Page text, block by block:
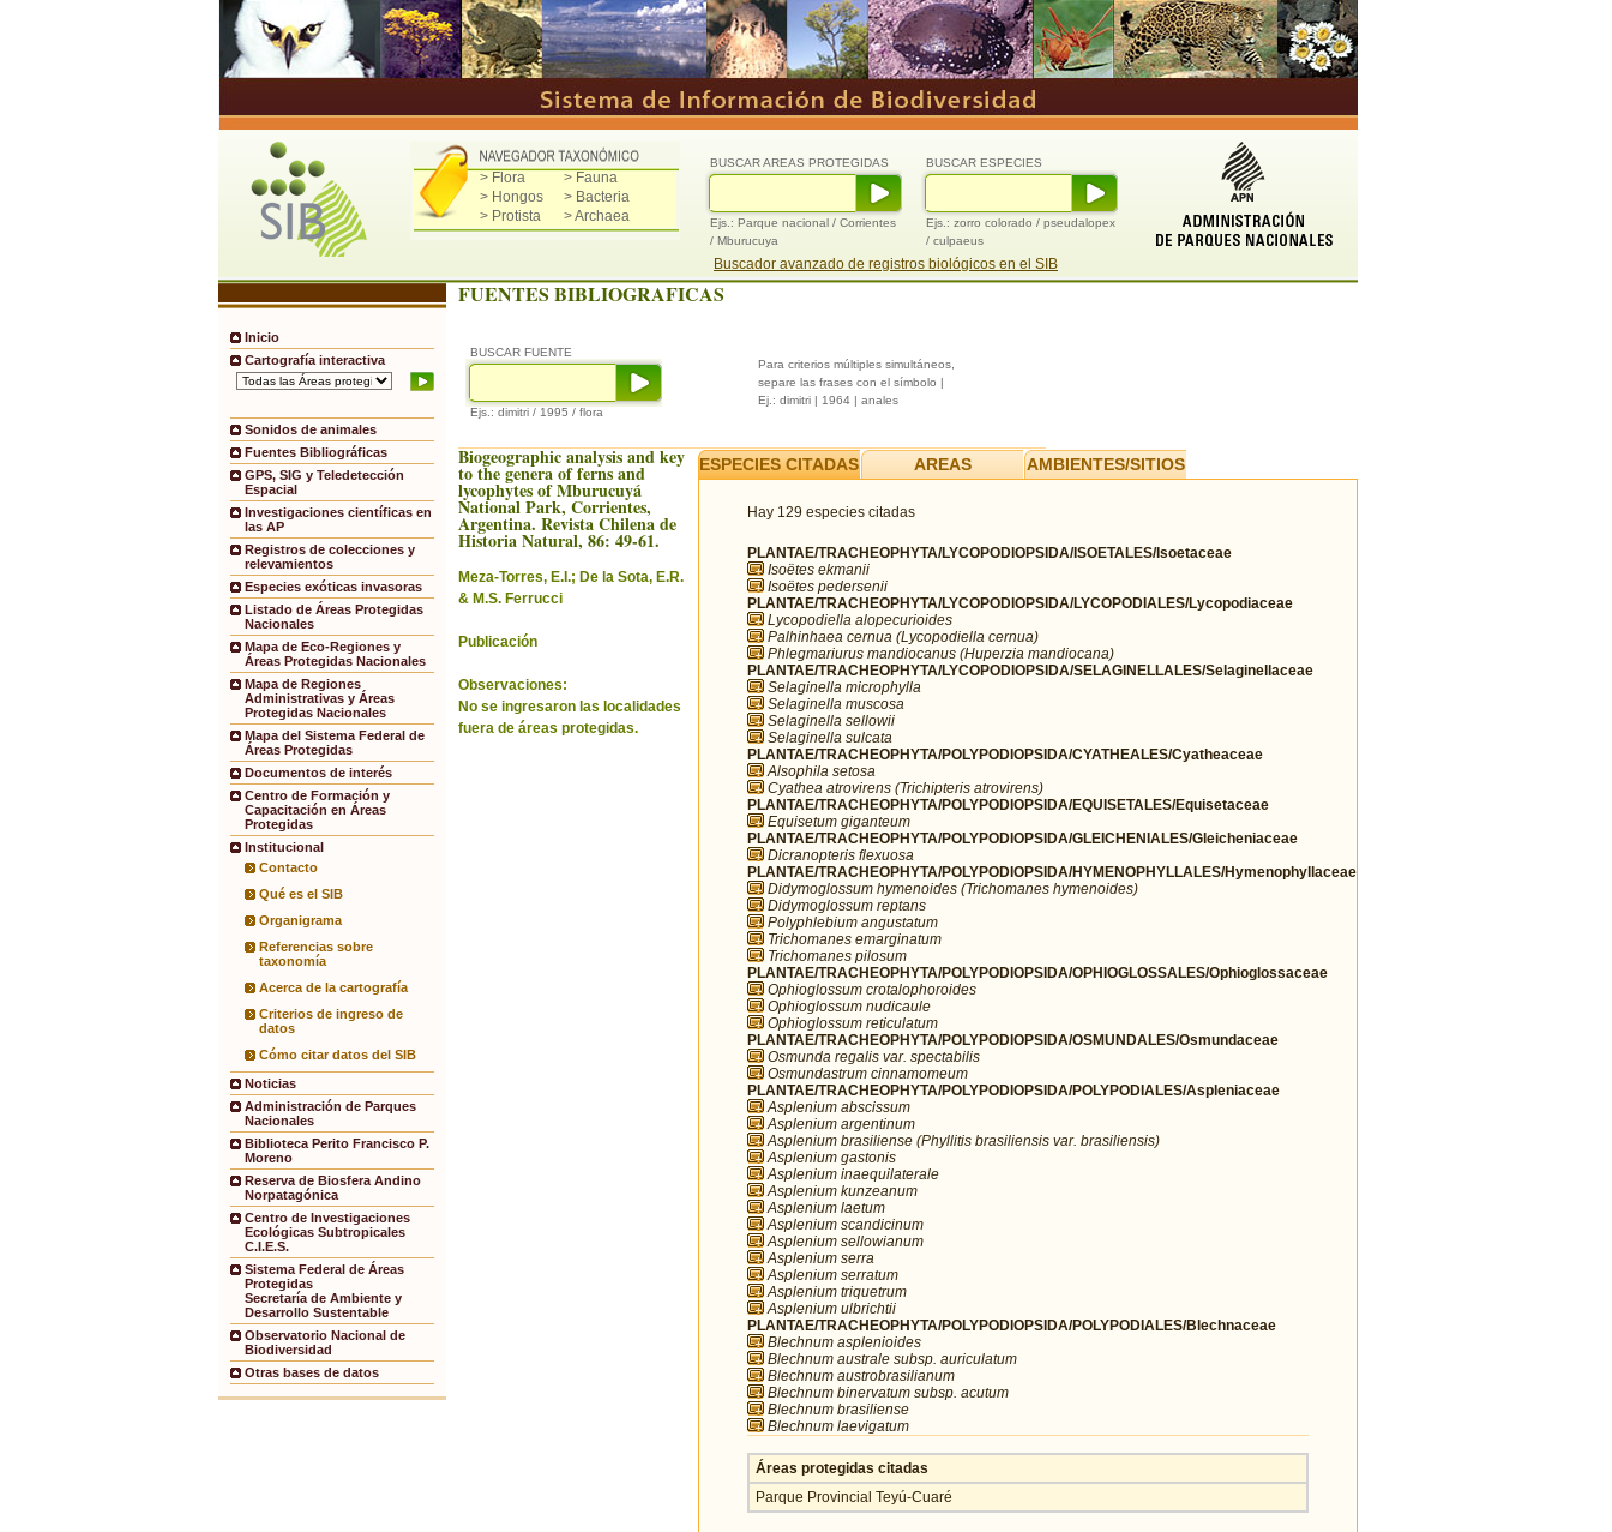
> Flora
> Fauna
> Hongos
> Bacteria
> Protista
> Archaea
BUSCAR ESPECIES
Ejs.: zorro colorado / pseudalopex
/ culpaeus
BUSCAR AREAS PROTEGIDAS
Ejs.: Parque nacional / Corrientes
/ Mburucuya
Buscador avanzado de registros biológicos en el SIB
Inicio
Cartografía interactiva
Sonidos de animales
Fuentes Bibliográficas
GPS, SIG y Teledetección
Espacial
Investigaciones científicas en
las AP
Registros de colecciones y
relevamientos
Especies exóticas invasoras
Listado de Áreas Protegidas
Nacionales
Mapa de Eco-Regiones y
Áreas Protegidas Nacionales
Mapa de Regiones
Administrativas y Áreas
Protegidas Nacionales
Mapa del Sistema Federal de
Áreas Protegidas
Documentos de interés
Centro de Formación y
Capacitación en Áreas
Protegidas
Institucional
Contacto
Qué es el SIB
Organigrama
Referencias sobre
taxonomía
Acerca de la cartografía
Criterios de ingreso de
datos
Cómo citar datos del SIB
Noticias
Administración de Parques
Nacionales
Biblioteca Perito Francisco P.
Moreno
Reserva de Biosfera Andino
Norpatagónica
Centro de Investigaciones
Ecológicas Subtropicales
C.I.E.S.
Sistema Federal de Áreas
Protegidas
Secretaría de Ambiente y
Desarrollo Sustentable
Observatorio Nacional de
Biodiversidad
Otras bases de datos
FUENTES BIBLIOGRAFICAS
BUSCAR FUENTE
Ejs.: dimitri / 1995 / flora
Para criterios múltiples simultáneos,
separe las frases con el símbolo |
Ej.: dimitri | 1964 | anales
Biogeographic analysis and key
to the genera of ferns and
lycophytes of Mburucuyá
National Park, Corrientes,
Argentina. Revista Chilena de
Historia Natural, 86: 49-61.
Meza-Torres, E.I.; De la Sota, E.R.
& M.S. Ferrucci
Publicación
Observaciones:
No se ingresaron las localidades
fuera de áreas protegidas.
ESPECIES CITADAS AREAS AMBIENTES/SITIOS
Hay 129 especies citadas
PLANTAE/TRACHEOPHYTA/LYCOPODIOPSIDA/ISOETALES/Isoetaceae
Isoëtes ekmanii
Isoëtes pedersenii
PLANTAE/TRACHEOPHYTA/LYCOPODIOPSIDA/LYCOPODIALES/Lycopodiaceae
Lycopodiella alopecurioides
Palhinhaea cernua (Lycopodiella cernua)
Phlegmariurus mandiocanus (Huperzia mandiocana)
PLANTAE/TRACHEOPHYTA/LYCOPODIOPSIDA/SELAGINELLALES/Selaginellaceae
Selaginella microphylla
Selaginella muscosa
Selaginella sellowii
Selaginella sulcata
PLANTAE/TRACHEOPHYTA/POLYPODIOPSIDA/CYATHEALES/Cyatheaceae
Alsophila setosa
Cyathea atrovirens (Trichipteris atrovirens)
PLANTAE/TRACHEOPHYTA/POLYPODIOPSIDA/EQUISETALES/Equisetaceae
Equisetum giganteum
PLANTAE/TRACHEOPHYTA/POLYPODIOPSIDA/GLEICHENIALES/Gleicheniaceae
Dicranopteris flexuosa
PLANTAE/TRACHEOPHYTA/POLYPODIOPSIDA/HYMENOPHYLLALES/Hymenophyllaceae
Didymoglossum hymenoides (Trichomanes hymenoides)
Didymoglossum reptans
Polyphlebium angustatum
Trichomanes emarginatum
Trichomanes pilosum
PLANTAE/TRACHEOPHYTA/POLYPODIOPSIDA/OPHIOGLOSSALES/Ophioglossaceae
Ophioglossum crotalophoroides
Ophioglossum nudicaule
Ophioglossum reticulatum
PLANTAE/TRACHEOPHYTA/POLYPODIOPSIDA/OSMUNDALES/Osmundaceae
Osmunda regalis var. spectabilis
Osmundastrum cinnamomeum
PLANTAE/TRACHEOPHYTA/POLYPODIOPSIDA/POLYPODIALES/Aspleniaceae
Asplenium abscissum
Asplenium argentinum
Asplenium brasiliense (Phyllitis brasiliensis var. brasiliensis)
Asplenium gastonis
Asplenium inaequilaterale
Asplenium kunzeanum
Asplenium laetum
Asplenium scandicinum
Asplenium sellowianum
Asplenium serra
Asplenium serratum
Asplenium triquetrum
Asplenium ulbrichtii
PLANTAE/TRACHEOPHYTA/POLYPODIOPSIDA/POLYPODIALES/Blechnaceae
Blechnum asplenioides
Blechnum australe subsp. auriculatum
Blechnum austrobrasilianum
Blechnum binervatum subsp. acutum
Blechnum brasiliense
Blechnum laevigatum
Áreas protegidas citadas
Parque Provincial Teyú-Cuaré